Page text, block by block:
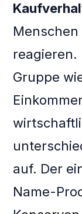
reagieren.
Gruppe
auf. Der
Name-